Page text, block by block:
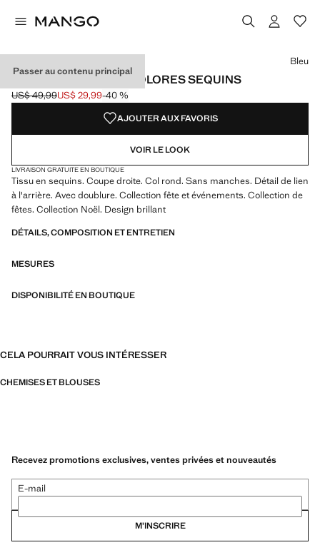
Passer au contenu principal
TOP RAYURES MULTICOLORES SEQUINS
Prix initial barré [US$ 49,99 ]
US$ 49,99
Prix actuel [US$ 29,99 ]
US$ 29,99-40 %
Choisissez une couleur
Couleur Bleu sélectionnée
Bleu
AJOUTER AUX FAVORIS
VOIR LE LOOK
LIVRAISON GRATUITE EN BOUTIQUE
Tissu en sequins. Coupe droite. Col rond. Sans manches. Détail de lien
à l'arrière. Avec doublure. Collection fête et événements. Collection de
fêtes. Collection Noël. Design brillant
DÉTAILS, COMPOSITION ET ENTRETIEN
MESURES
DISPONIBILITÉ EN BOUTIQUE
CELA POURRAIT VOUS INTÉRESSER
CHEMISES ET BLOUSES
Recevez promotions exclusives, ventes privées et nouveautés
E-mail
M’INSCRIRE